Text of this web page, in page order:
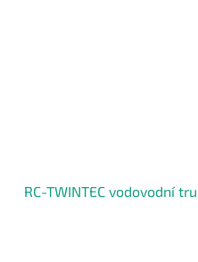
RC-TWINTEC vodovodní